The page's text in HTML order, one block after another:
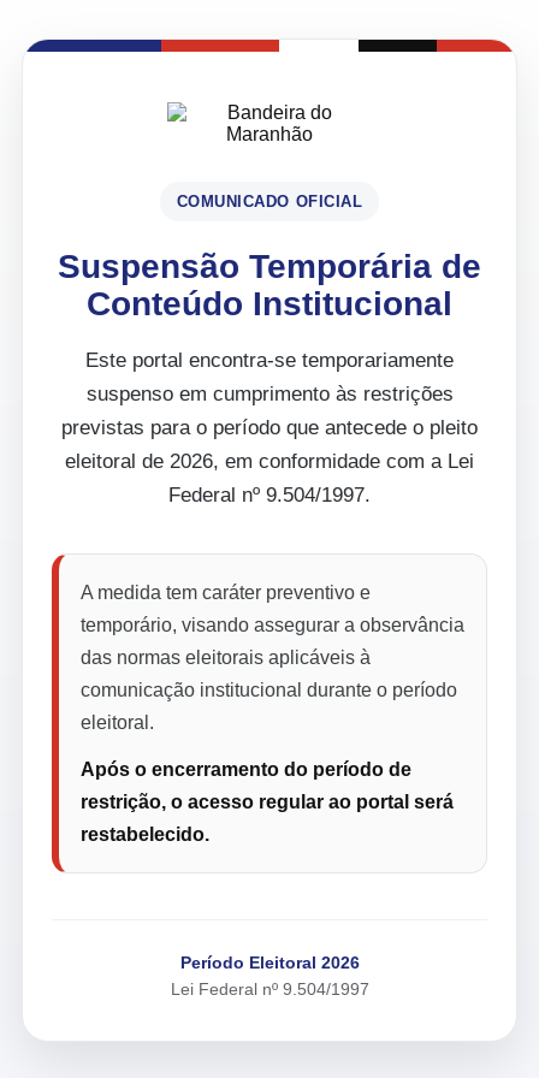
COMUNICADO OFICIAL
Suspensão Temporária de
Conteúdo Institucional
Este portal encontra-se temporariamente
suspenso em cumprimento às restrições
previstas para o período que antecede o pleito
eleitoral de 2026, em conformidade com a Lei
Federal nº 9.504/1997.
A medida tem caráter preventivo e
temporário, visando assegurar a observância
das normas eleitorais aplicáveis à
comunicação institucional durante o período
eleitoral.
Após o encerramento do período de
restrição, o acesso regular ao portal será
restabelecido.
Período Eleitoral 2026
Lei Federal nº 9.504/1997